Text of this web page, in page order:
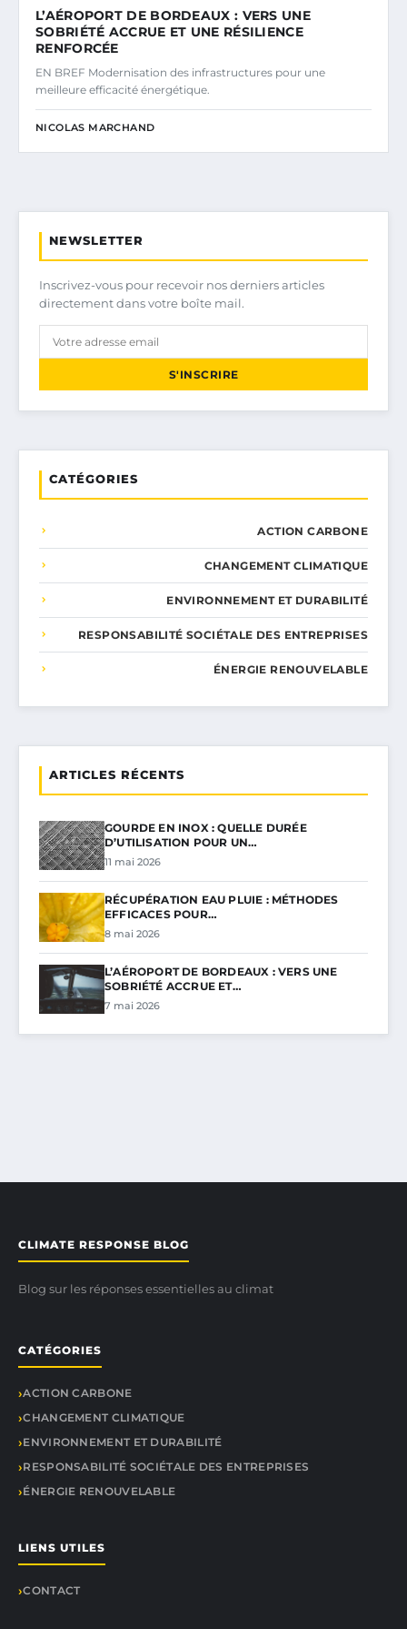
L’AÉROPORT DE BORDEAUX : VERS UNE
SOBRIÉTÉ ACCRUE ET UNE RÉSILIENCE
RENFORCÉE
EN BREF Modernisation des infrastructures pour une
meilleure efficacité énergétique.
NICOLAS MARCHAND
NEWSLETTER
Inscrivez-vous pour recevoir nos derniers articles
directement dans votre boîte mail.
S'INSCRIRE
CATÉGORIES
ACTION CARBONE
CHANGEMENT CLIMATIQUE
ENVIRONNEMENT ET DURABILITÉ
RESPONSABILITÉ SOCIÉTALE DES ENTREPRISES
ÉNERGIE RENOUVELABLE
ARTICLES RÉCENTS
GOURDE EN INOX : QUELLE DURÉE
D’UTILISATION POUR UN…
11 mai 2026
RÉCUPÉRATION EAU PLUIE : MÉTHODES
EFFICACES POUR…
8 mai 2026
L’AÉROPORT DE BORDEAUX : VERS UNE
SOBRIÉTÉ ACCRUE ET…
7 mai 2026
CLIMATE RESPONSE BLOG
Blog sur les réponses essentielles au climat
CATÉGORIES
ACTION CARBONE
CHANGEMENT CLIMATIQUE
ENVIRONNEMENT ET DURABILITÉ
RESPONSABILITÉ SOCIÉTALE DES ENTREPRISES
ÉNERGIE RENOUVELABLE
LIENS UTILES
CONTACT